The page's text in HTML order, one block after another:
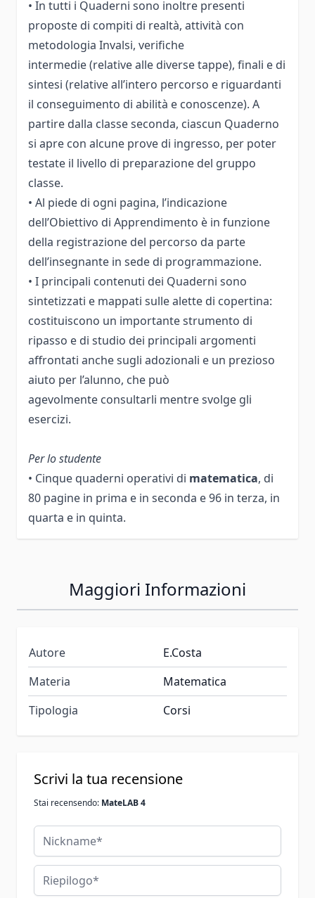
• In tutti i Quaderni sono inoltre presenti
proposte di compiti di realtà, attività con
metodologia Invalsi, verifiche
intermedie (relative alle diverse tappe), finali e di
sintesi (relative all’intero percorso e riguardanti
il conseguimento di abilità e conoscenze). A
partire dalla classe seconda, ciascun Quaderno
si apre con alcune prove di ingresso, per poter
testate il livello di preparazione del gruppo
classe.
• Al piede di ogni pagina, l’indicazione
dell’Obiettivo di Apprendimento è in funzione
della registrazione del percorso da parte
dell’insegnante in sede di programmazione.
• I principali contenuti dei Quaderni sono
sintetizzati e mappati sulle alette di copertina:
costituiscono un importante strumento di
ripasso e di studio dei principali argomenti
affrontati anche sugli adozionali e un prezioso
aiuto per l’alunno, che può
agevolmente consultarli mentre svolge gli
esercizi.
Per lo studente
• Cinque quaderni operativi di matematica, di
80 pagine in prima e in seconda e 96 in terza, in
quarta e in quinta.
Maggiori Informazioni
Autore
E.Costa
Materia
Matematica
Tipologia
Corsi
Scrivi la tua recensione
Stai recensendo: MateLAB 4
Nickname
Riepilogo